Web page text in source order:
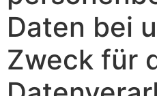
Daten bei
Zweck für